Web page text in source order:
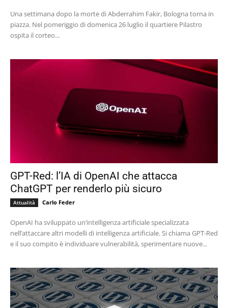
Una settimana dopo la morte di Abderrahim Fakir, Bologna torna in
piazza. Nel pomeriggio di domenica 26 luglio il quartiere Pilastro
ospita il corteo...
GPT-Red: l’IA di OpenAI che attacca
ChatGPT per renderlo più sicuro
Attualità Carlo Feder
OpenAI ha sviluppato un’intelligenza artificiale specializzata
nell’attaccare altri modelli di intelligenza artificiale. Si chiama GPT-Red
e il suo compito è individuare vulnerabilità, sperimentare nuove...